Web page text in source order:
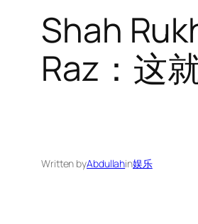
Shah
Raz：这
Written byAbdullahin娱乐